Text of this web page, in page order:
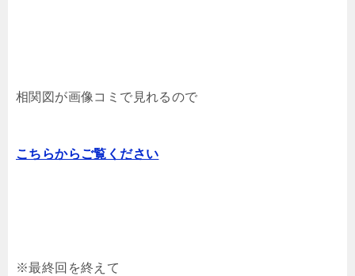
相関図が画像コミで見れるので
こちらからご覧ください
※最終回を終えて